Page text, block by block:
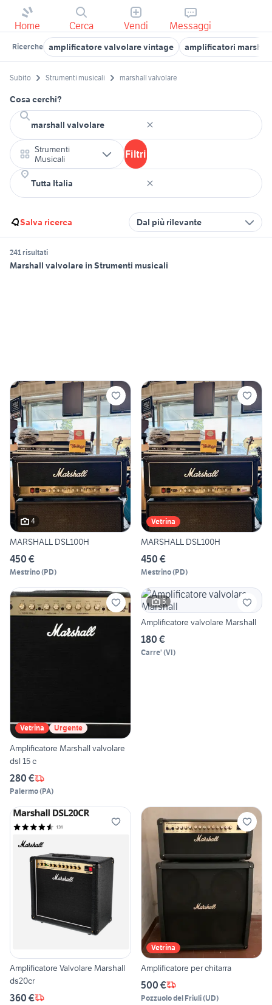
Home Cerca Vendi Messaggi
Ricerche amplificatore valvolare vintage amplificatori marshall
Subito Strumenti musicali marshall valvolare
Cosa cerchi?
Strumenti
Musicali
Filtri
Salva ricerca Dal più rilevante
241 risultati
Marshall valvolare in Strumenti musicali
4
MARSHALL DSL100H
450 €
Mestrino(PD)
Vetrina
MARSHALL DSL100H
450 €
Mestrino(PD)
Vetrina Urgente
Amplificatore Marshall valvolare
dsl 15 c
280 €
Palermo(PA)
5
Amplificatore valvolare Marshall
180 €
Carre' (VI)
Amplificatore Valvolare Marshall
ds20cr
360 €
Vetrina
Amplificatore per chitarra
500 €
Pozzuolo del Friuli(UD)